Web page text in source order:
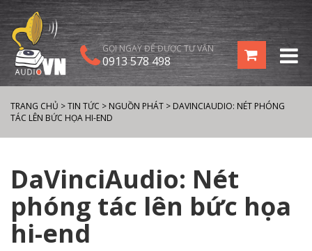
GỌI NGAY ĐỂ ĐƯỢC TƯ VẤN
0913 578 498
TRANG CHỦ >TIN TỨC > NGUỒN PHÁT > DAVINCIAUDIO: NÉT PHÓNG
TÁC LÊN BỨC HỌA HI-END
DaVinciAudio: Nét
phóng tác lên bức họa
hi-end